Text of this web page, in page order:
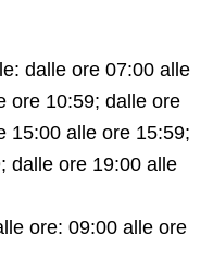
dalle ore 07:00 alle
ore 10:59; dalle ore
15:00 alle ore 15:59;
dalle ore 19:00 alle
ore: 09:00 alle ore